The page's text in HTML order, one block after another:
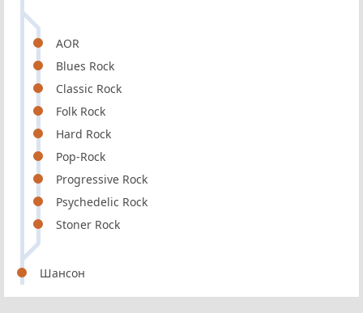
AOR
Blues Rock
Classic Rock
Folk Rock
Hard Rock
Pop-Rock
Progressive Rock
Psychedelic Rock
Stoner Rock
Шансон